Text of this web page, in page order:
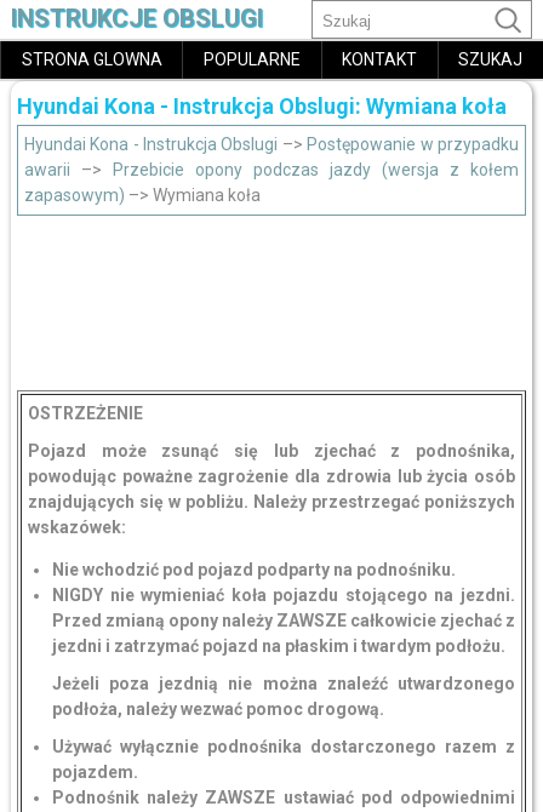
INSTRUKCJE OBSLUGI
STRONA GLOWNA POPULARNE KONTAKT SZUKAJ
Hyundai Kona - Instrukcja Obslugi: Wymiana koła
Hyundai Kona - Instrukcja Obslugi –> Postępowanie w przypadku
awarii –>
Przebicie opony podczas jazdy (wersja z kołem
zapasowym) –> Wymiana koła
OSTRZEŻENIE
Pojazd może zsunąć się lub zjechać z podnośnika,
powodując poważne zagrożenie dla zdrowia lub życia osób
znajdujących się w pobliżu. Należy przestrzegać poniższych
wskazówek:
Nie wchodzić pod pojazd podparty na podnośniku.
NIGDY nie wymieniać koła pojazdu stojącego na jezdni.
Przed zmianą opony należy ZAWSZE całkowicie zjechać z
jezdni i zatrzymać pojazd na płaskim i twardym podłożu.
Jeżeli poza jezdnią nie można znaleźć utwardzonego
podłoża, należy wezwać pomoc drogową.
Używać wyłącznie podnośnika dostarczonego razem z
pojazdem.
Podnośnik należy ZAWSZE ustawiać pod odpowiednimi